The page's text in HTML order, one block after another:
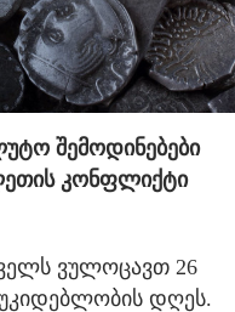
შემოდინებები
კონფლიქტი
ვულოცავთ 26
დღეს.